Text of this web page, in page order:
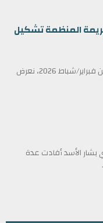
المنظمة تشكيل
في عناوين الصحف ليوم الأربعاء الثامن عشر من فبراير/شباط 2026، نعرض
بشار الأسد أفادت عدة